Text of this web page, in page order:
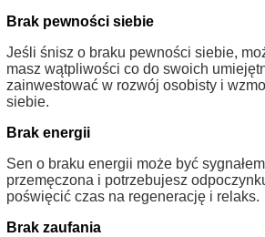
Brak pewności siebie
Jeśli śnisz o braku pewności siebie,
masz wątpliwości co do swoich
zainwestować w rozwój osobisty i
siebie.
Brak energii
Sen o braku energii może być
przemęczona i potrzebujesz
poświęcić czas na regenerację i relaks.
Brak zaufania